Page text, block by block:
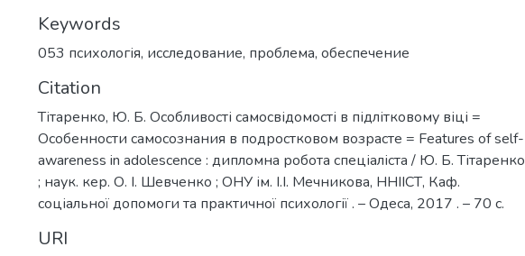
Keywords
053 психологія, исследование, проблема, обеспечение
Citation
Тітаренко, Ю. Б. Особливості самосвідомості в підлітковому віці =
Особенности самосознания в подростковом возрасте = Features of self-
awareness in adolescence : дипломна робота спеціаліста / Ю. Б. Тітаренко
; наук. кер. О. І. Шевченко ; ОНУ ім. І.І. Мечникова, ННІІСТ, Каф.
соціальної допомоги та практичної психології . – Одеса, 2017 . – 70 с.
URI